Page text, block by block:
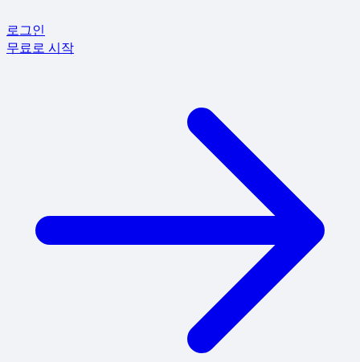
로그인
무료로 시작